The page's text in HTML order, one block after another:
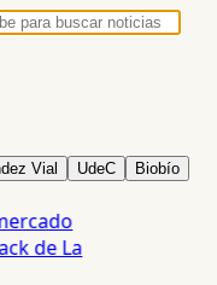
Vial UdeC Biobío
de La